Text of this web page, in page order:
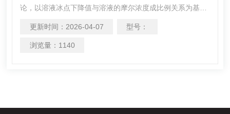
论，以溶液冰点下降值与溶液的摩尔浓度成比例关系为基
所测溶液的渗透压摩尔浓度。广泛应用于制药、药物分析、
生物、食品医疗等领域的渗透压摩尔浓度的测试及研究。
更新时间： 2026-04-07 型号：
浏览量： 1140